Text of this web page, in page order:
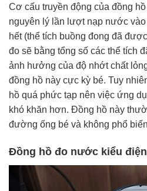
Cơ cấu truyền động của đồng
nguyên lý lần lượt nạp nước
hết (thể tích buồng đong đã
đo sẽ bằng tổng số các thể tích
ảnh hưởng của độ nhớt chất
đồng hồ này cực kỳ bé. Tuy
hồ quá phức tạp nên việc ứng
khó khăn hơn. Đồng hồ này
đường ống bé và không phổ
Đồng hồ đo nước kiểu